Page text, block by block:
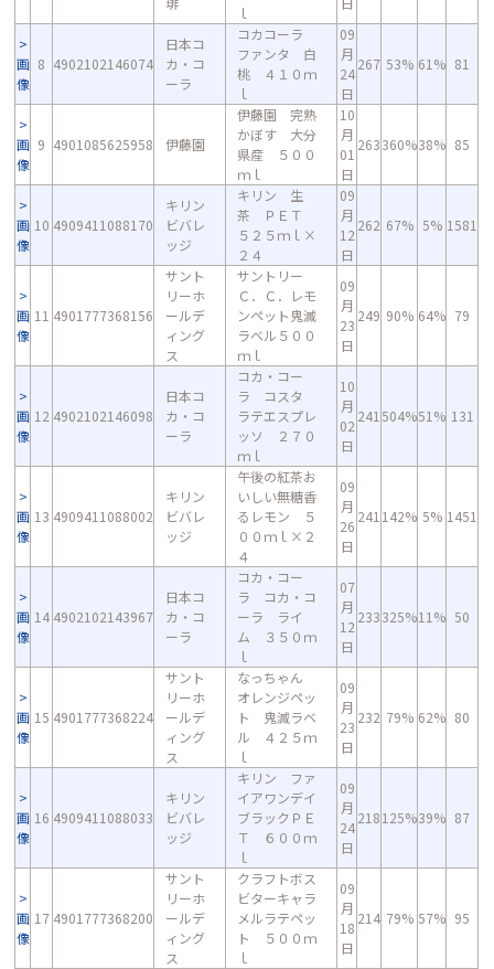
ｌ
画
像
8 4902102146074
日本コ
カ・コ
ーラ
コカコーラ
ファンタ 白
桃 ４１０ｍ
ｌ
09
月
24
日
267 53% 61% 81
画
像
9 4901085625958 伊藤園
伊藤園 完熟
かぼす 大分
県産 ５００
ｍｌ
10
月
01
日
263360%38% 85
画
像
10 4909411088170
キリン
ビバレ
ッジ
キリン 生
茶 ＰＥＴ
５２５ｍｌ×
２４
09
月
12
日
262 67% 5% 1581
画
像
11 4901777368156
サント
リーホ
ールデ
ィング
ス
サントリー
Ｃ．Ｃ．レモ
ンペット鬼滅
ラベル５００
ｍｌ
09
月
23
日
249 90% 64% 79
画
像
12 4902102146098
日本コ
カ・コ
ーラ
コカ・コー
ラ コスタ
ラテエスプレ
ッソ ２７０
ｍｌ
10
月
02
日
241 504%51% 131
画
像
13 4909411088002
キリン
ビバレ
ッジ
午後の紅茶お
いしい無糖香
るレモン ５
００ｍｌ×２
４
09
月
26
日
241 142% 5% 1451
画
像
14 4902102143967
日本コ
カ・コ
ーラ
コカ・コー
ラ コカ・コ
ーラ ライ
ム ３５０ｍ
ｌ
07
月
12
日
233325%11% 50
画
像
15 4901777368224
サント
リーホ
ールデ
ィング
ス
なっちゃん
オレンジペッ
ト 鬼滅ラベ
ル ４２５ｍ
ｌ
09
月
23
日
232 79% 62% 80
画
像
16 4909411088033
キリン
ビバレ
ッジ
キリン ファ
イアワンデイ
ブラックＰＥ
Ｔ ６００ｍ
ｌ
09
月
24
日
218125%39% 87
画
像
17 4901777368200
サント
リーホ
ールデ
ィング
ス
クラフトボス
ビターキャラ
メルラテペッ
ト ５００ｍ
ｌ
09
月
18
日
214 79% 57% 95